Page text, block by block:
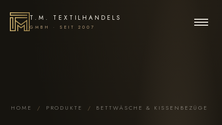
T.M. TEXTILHANDELS
GMBH · SEIT 2007
HOME / PRODUKTE / BETTWÄSCHE & KISSENBEZÜGE